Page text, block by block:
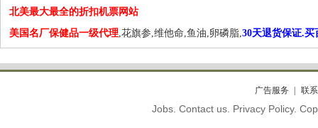
北美最大最全的折扣机票网站
美国名厂保健品一级代理,花旗参,维他命,鱼油,卵磷脂,30天退货保证.买
广告服务 联
Jobs. Contact us. Privacy Policy.